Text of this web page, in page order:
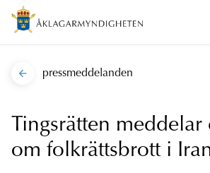
pressmeddelanden
Tingsrätten
om folkrättsbrott i